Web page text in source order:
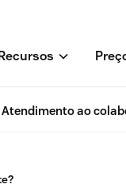
Atendimento ao